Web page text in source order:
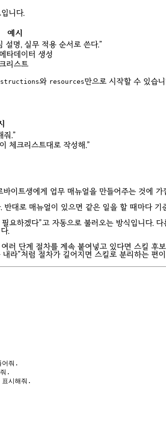
입니다.
예시
설명, 실무 적용 순서로 쓴다.”
타데이터 생성
리스트
와 resources만으로 시작할 수 있습
줘.”
체크리스트대로 작성해.”
이트생에게 업무 매뉴얼을 만들어주는 것에 가
대로 매뉴얼이 있으면 같은 일을 할 때마다 기
요하겠다”고 자동으로 불러오는 방식입니다.
.
러 단계 절차를 계속 붙여넣고 있다면 스킬 후
라”처럼 절차가 길어지면 스킬로 분리하는 편
줘.
.
시해줘.